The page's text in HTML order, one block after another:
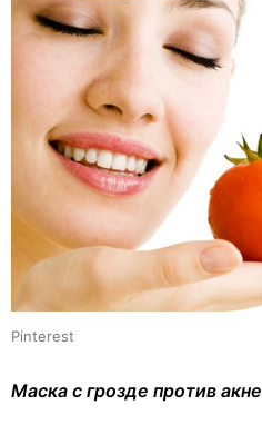
Pinterest
Маска с грозде против акне